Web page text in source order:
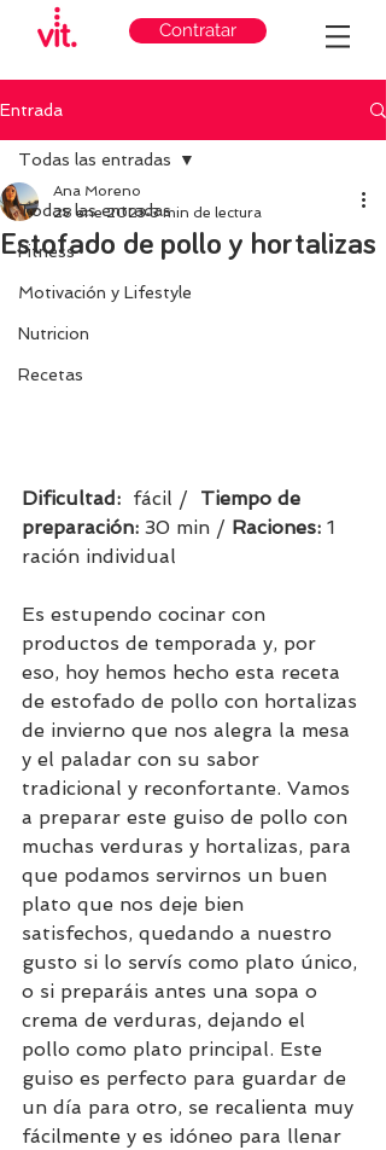
Contratar
Entrada
Todas las entradas
Fitness
Motivación y Lifestyle
Nutricion
Recetas
Todas las entradas
Estofado de pollo y hortalizas
Ana Moreno
28 ene 2023 3 min de lectura
Dificultad: fácil / Tiempo de
preparación: 30 min / Raciones: 1
ración individual
Es estupendo cocinar con
productos de temporada y, por
eso, hoy hemos hecho esta receta
de estofado de pollo con hortalizas
de invierno que nos alegra la mesa
y el paladar con su sabor
tradicional y reconfortante. Vamos
a preparar este guiso de pollo con
muchas verduras y hortalizas, para
que podamos servirnos un buen
plato que nos deje bien
satisfechos, quedando a nuestro
gusto si lo servís como plato único,
o si preparáis antes una sopa o
crema de verduras, dejando el
pollo como plato principal. Este
guiso es perfecto para guardar de
un día para otro, se recalienta muy
fácilmente y es idóneo para llenar